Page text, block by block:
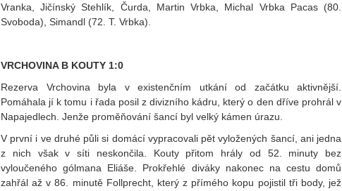
Vranka, Jičínský Stehlík, Čurda, Martin Vrbka, Michal Vrbka Pacas (80.
Svoboda), Simandl (72. T. Vrbka).
VRCHOVINA B KOUTY 1:0
Rezerva Vrchovina byla v existenčním utkání od začátku aktivnější.
Pomáhala jí k tomu i řada posil z divizního kádru, který o den dříve prohrál v
Napajedlech. Jenže proměňování šancí byl velký kámen úrazu.
V první i ve druhé půli si domácí vypracovali pět vyložených šancí, ani jedna
z nich však v síti neskončila. Kouty přitom hrály od 52. minuty bez
vyloučeného gólmana Eliáše. Prokřehlé diváky nakonec na cestu domů
zahřál až v 86. minutě Follprecht, který z přímého kopu pojistil tři body, jež